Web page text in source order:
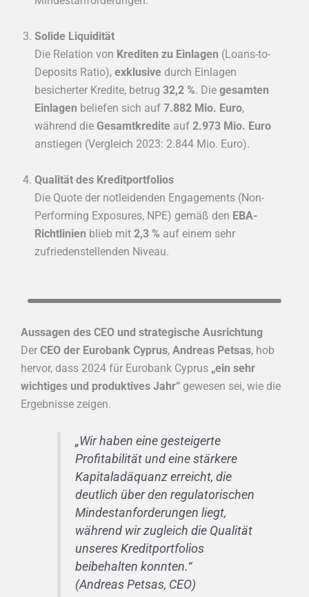
Solide Liquidität
Die Relation von Krediten zu Einlagen (Loans-to-
Deposits Ratio), exklusive durch Einlagen
besicherter Kredite, betrug 32,2 %. Die gesamten
Einlagen beliefen sich auf 7.882 Mio. Euro,
während die Gesamtkredite auf 2.973 Mio. Euro
anstiegen (Vergleich 2023: 2.844 Mio. Euro).
Qualität des Kreditportfolios
Die Quote der notleidenden Engagements (Non-
Performing Exposures, NPE) gemäß den EBA-
Richtlinien blieb mit 2,3 % auf einem sehr
zufriedenstellenden Niveau.
Aussagen des CEO und strategische Ausrichtung
Der CEO der Eurobank Cyprus, Andreas Petsas, hob
hervor, dass 2024 für Eurobank Cyprus „ein sehr
wichtiges und produktives Jahr“ gewesen sei, wie die
Ergebnisse zeigen.
„Wir haben eine gesteigerte
Profitabilität und eine stärkere
Kapitaladäquanz erreicht, die
deutlich über den regulatorischen
Mindestanforderungen liegt,
während wir zugleich die Qualität
unseres Kreditportfolios
beibehalten konnten.“
(Andreas Petsas, CEO)